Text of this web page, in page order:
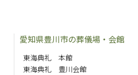
愛知県豊川市の葬儀場・会館
東海典礼 本館
東海典礼 豊川会館